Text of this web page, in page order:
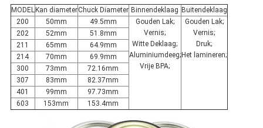
MODEL Kan diameterChuck Diameter Binnendeklaag Buitendeklaag
200
50mm 49.5mm
Gouden Lak;
Vernis;
Witte Deklaag;
Aluminiumdeeg;
Vrije BPA;
Gouden Lak;
Vernis;
Druk;
Het lamineren;
202 52mm
51.8mm
211
65mm
64.9mm
214
70mm
69.9mm
300
73mm
72.16mm
307
83mm
82.37mm
401
99mm
97.73mm
603
153mm 153.4mm